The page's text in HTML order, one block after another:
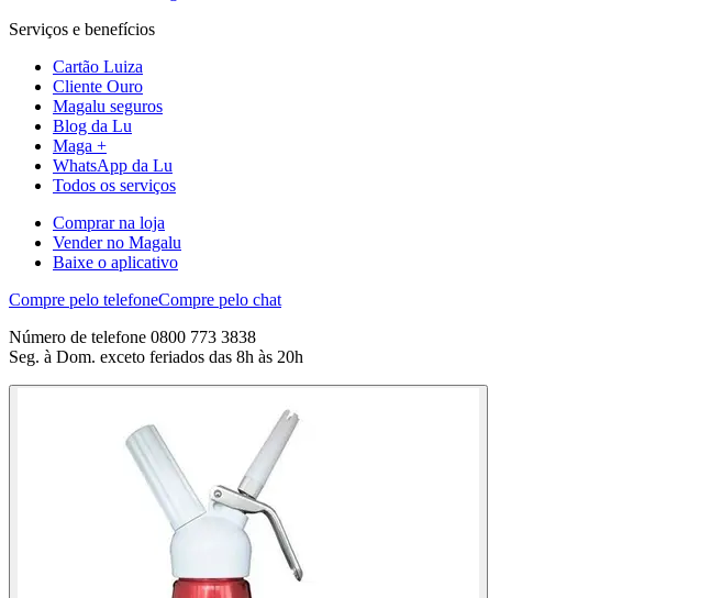
Serviços e benefícios
Cartão Luiza
Cliente Ouro
Magalu seguros
Blog da Lu
Maga +
WhatsApp da Lu
Todos os serviços
Comprar na loja
Vender no Magalu
Baixe o aplicativo
Compre pelo telefoneCompre pelo chat
Número de telefone 0800 773 3838
Seg. à Dom. exceto feriados das 8h às 20h